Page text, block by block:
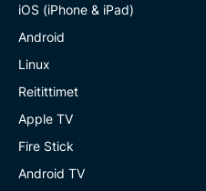
iOS (iPhone & iPad)
Android
Linux
Reitittimet
Apple TV
Fire Stick
Android TV